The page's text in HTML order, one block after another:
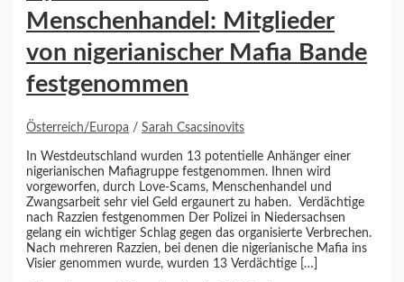
Menschenhandel: Mitglieder
von nigerianischer Mafia Bande
festgenommen
Österreich/Europa /Sarah Csacsinovits
In Westdeutschland wurden 13 potentielle Anhänger einer
nigerianischen Mafiagruppe festgenommen. Ihnen wird
vorgeworfen, durch Love-Scams, Menschenhandel und
Zwangsarbeit sehr viel Geld ergaunert zu haben. Verdächtige
nach Razzien festgenommen Der Polizei in Niedersachsen
gelang ein wichtiger Schlag gegen das organisierte Verbrechen.
Nach mehreren Razzien, bei denen die nigerianische Mafia ins
Visier genommen wurde, wurden 13 Verdächtige […]